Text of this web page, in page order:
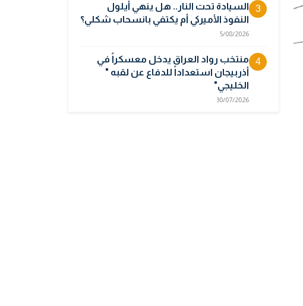
3
السيادة تحت النار.. هل ينهي أيلول
النفوذ الأميركي أم يكتفي بانسحاب شكلي؟
5/08/2026
4
منتخب رواد العراق يدخل معسكراً في
أذربيجان استعداداً للدفاع عن لقبه "
الخليجي"
30/07/2026